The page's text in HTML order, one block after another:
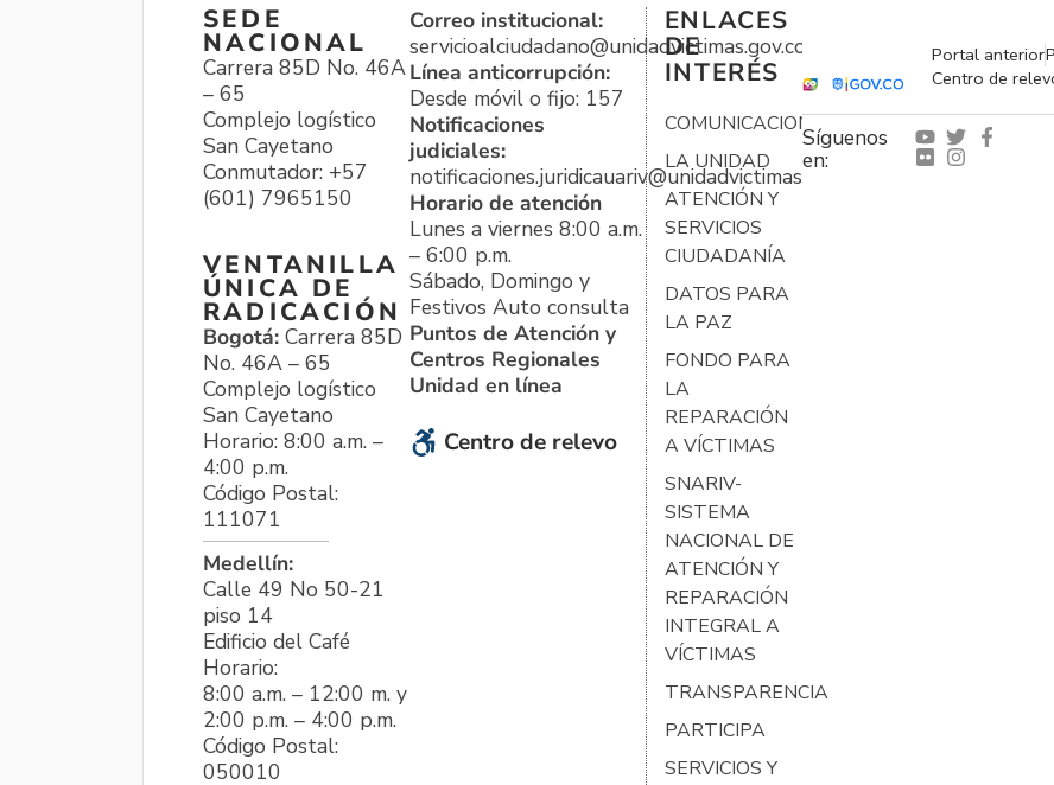
SEDE
NACIONAL
Carrera 85D No. 46A
– 65
Complejo logístico
San Cayetano
Conmutador: +57
(601) 7965150
VENTANILLA
ÚNICA DE
RADICACIÓN
Bogotá: Carrera 85D
No. 46A – 65
Complejo logístico
San Cayetano
Horario: 8:00 a.m. –
4:00 p.m.
Código Postal:
111071
Medellín:
Calle 49 No 50-21
piso 14
Edificio del Café
Horario:
8:00 a.m. – 12:00 m. y
2:00 p.m. – 4:00 p.m.
Código Postal:
050010
Correo institucional:
servicioalciudadano@unidadvictimas.gov.co
Línea anticorrupción:
Desde móvil o fijo: 157
Notificaciones
judiciales:
notificaciones.juridicauariv@unidadvictimas.gov.co
Horario de atención
Lunes a viernes 8:00 a.m.
– 6:00 p.m.
Sábado, Domingo y
Festivos Auto consulta
Puntos de Atención y
Centros Regionales
Unidad en línea
Centro de relevo
ENLACES
DE
INTERÉS
COMUNICACIONES
LA UNIDAD
ATENCIÓN Y
SERVICIOS
CIUDADANÍA
DATOS PARA
LA PAZ
FONDO PARA
LA
REPARACIÓN
A VÍCTIMAS
SNARIV-
SISTEMA
NACIONAL DE
ATENCIÓN Y
REPARACIÓN
INTEGRAL A
VÍCTIMAS
TRANSPARENCIA
PARTICIPA
SERVICIOS Y
Portal anterior
Centro de
Síguenos
en: